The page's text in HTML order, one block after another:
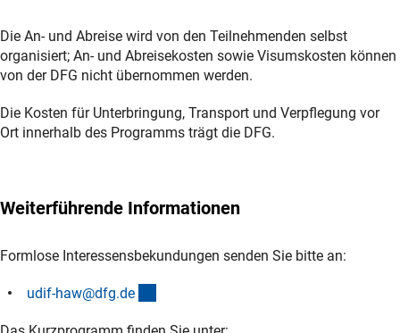
Die An- und Abreise wird von den Teilnehmenden selbst
organisiert; An- und Abreisekosten sowie Visumskosten können
von der DFG nicht übernommen werden.
Die Kosten für Unterbringung, Transport und Verpflegung vor
Ort innerhalb des Programms trägt die DFG.
Weiterführende Informationen
Formlose Interessensbekundungen senden Sie bitte an:
udif-haw@dfg.de